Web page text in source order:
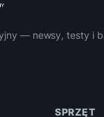
— newsy, testy i
SPRZĘT